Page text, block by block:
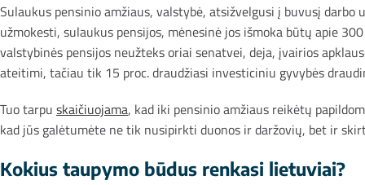
Sulaukus pensinio amžiaus, valstybė, atsižvelgusi į buvusį
užmokesti, sulaukus pensijos, mėnesinė jos išmoka būtų apie
valstybinės pensijos neužteks oriai senatvei, deja, įvairios
ateitimi, tačiau tik 15 proc. draudžiasi investiciniu gyvybės
Tuo tarpu skaičiuojama, kad iki pensinio amžiaus reikėtų
kad jūs galėtumėte ne tik nusipirkti duonos ir daržovių, bet ir
Kokius taupymo būdus renkasi lietuviai?